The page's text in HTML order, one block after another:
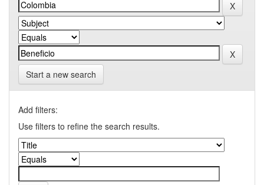
Start a new search
Add filters:
Use filters to refine the search results.